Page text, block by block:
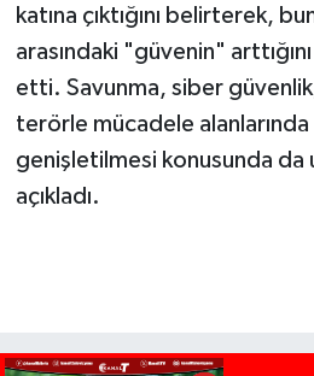
katına çıktığını belirterek,
arasındaki "güvenin"
etti. Savunma, siber
terörle mücadele
genişletilmesi konusunda da
açıkladı.